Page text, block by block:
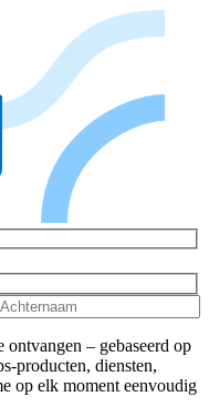
– gebaseerd op
producten, diensten,
op elk moment eenvoudig